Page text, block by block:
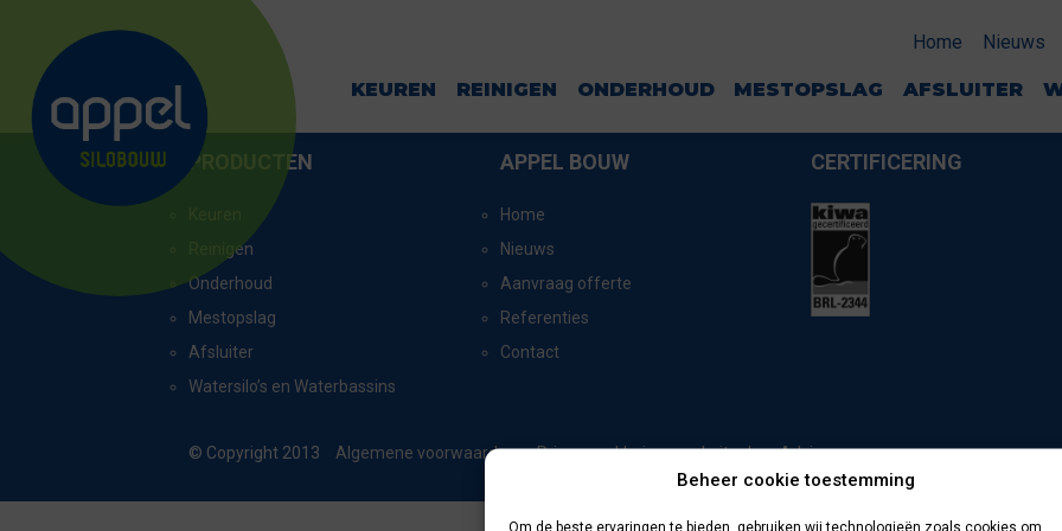
Beheer cookie toestemming
Om de beste ervaringen te bieden, gebruiken wij technologieën zoals cookies om
Home Nieuws
KEUREN REINIGEN ONDERHOUD MESTOPSLAG AFSLUITER
HAAKSBERGEN_1440
PRODUCTEN
Reinigen
Onderhoud
Mestopslag
Afsluiter
Watersilo’s en Waterbassins
APPEL BOUW
Home
Nieuws
Aanvraag offerte
Referenties
Contact
CERTIFICERING
© Copyright 2013 Algemene voorwaarden Privacyverklaring website doorAdvice